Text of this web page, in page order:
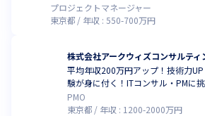
プロジェクトマネージャー
東京都
年収 : 550-700万円
株式会社アークウィズコンサルティ
平均年収200万円アップ！技術力
験が身に付く！ITコンサル・PMに挑
PMO
東京都
年収 : 1200-2000万円